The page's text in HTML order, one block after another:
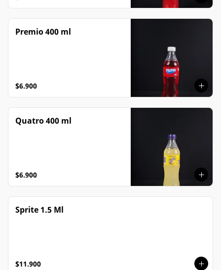
Premio 400 ml
$6.900
Quatro 400 ml
$6.900
Sprite 1.5 Ml
$11.900